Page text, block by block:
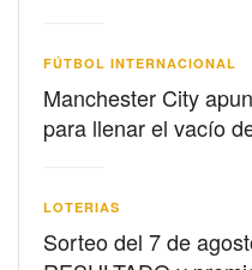
FÚTBOL INTERNACIONAL
Manchester City
para llenar el vacío
LOTERIAS
Sorteo del 7 de